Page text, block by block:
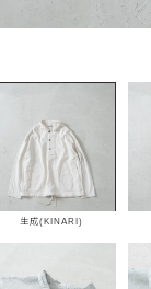
生成(KINARI)